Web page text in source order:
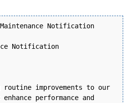
Notification
Notification
routine improvements to our
performance and